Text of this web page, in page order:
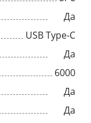
Да
USB Type-C
Да
6000
Да
Да